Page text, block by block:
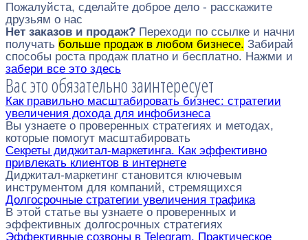
Пожалуйста, сделайте доброе дело - расскажите
друзьям о нас
Нет заказов и продаж? Переходи по ссылке и начни
получать больше продаж в любом бизнесе. Забирай
способы роста продаж платно и бесплатно. Нажми и
забери все это здесь
Вас это обязательно заинтересует
Как правильно масштабировать бизнес: стратегии
увеличения дохода для инфобизнеса
Вы узнаете о проверенных стратегиях и методах,
которые помогут масштабировать
Секреты диджитал-маркетинга. Как эффективно
привлекать клиентов в интернете
Диджитал-маркетинг становится ключевым
инструментом для компаний, стремящихся
Долгосрочные стратегии увеличения трафика
В этой статье вы узнаете о проверенных и
эффективных долгосрочных стратегиях
Эффективные созвоны в Telegram. Практическое